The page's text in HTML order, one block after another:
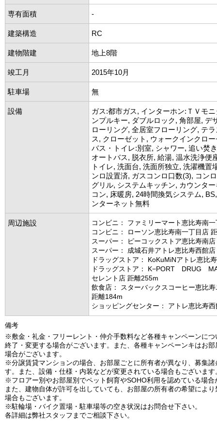
専有面積 -
建築構造 RC
建物階建 地上8階
竣工月 2015年10月
駐車場 無
設備
ガス:都市ガス, インターホン:ＴＶモ
ンプルキー, ダブルロック, 角部屋, デ
ローリング, 全居室フローリング, テ
ス, クローゼット, ウォークインクロ
バス・トイレ:別室, シャワー, 追い焚
オートバス, 脱衣所, 給湯, 温水洗浄便
トイレ, 洗面台, 洗面所独立, 洗濯機置
ンロ設置済, ガスコンロ口数(3), コン
グリル, システムキッチン, カウンタ
コン, 床暖房, 24時間換気システム,
ンターネット無料
周辺施設
コンビニ： ファミリーマート恵比寿南
コンビニ： ローソン恵比寿南一丁目店
スーパー： ピーコックストア恵比寿南
スーパー： 成城石井アトレ恵比寿西館
ドラッグストア： KoKuMiNアトレ恵比
ドラッグストア： K−PORT DRUG
セレント店 距離255m
飲食店： スターバックスコーヒー恵比
距離184m
ショッピングセンター： アトレ恵比寿
備考
※敷金・礼金・フリーレント・仲介手数料など各種キャンペーンにつ
終了・変更する場合がございます。また、各種キャンペーンキはお
場合がございます。
※分譲賃貸マンションの場合、お部屋ごとに所有者が異なり、募集諸
す。また、設備・仕様・内装などが変更されている場合もございます
※フロアー別やお部屋別でペット飼育やSOHO利用を認めている場合
また、建物自体が許可を出していても、お部屋の所有者の希望によ
場合もございます。
※駐輪場・バイク置場・駐車場等の空き状況はお問合せ下さい。
各詳細は弊社スタッフまでご相談下さい。